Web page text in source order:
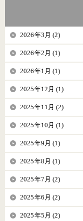
2026年3月 (2)
2026年2月 (1)
2026年1月 (1)
2025年12月 (1)
2025年11月 (2)
2025年10月 (1)
2025年9月 (1)
2025年8月 (1)
2025年7月 (2)
2025年6月 (2)
2025年5月 (2)